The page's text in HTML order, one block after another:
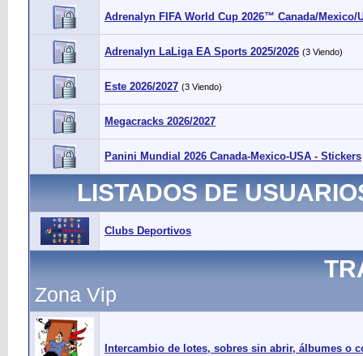
Adrenalyn FIFA World Cup 2026™ Canada/Mexico/
Adrenalyn LaLiga EA Sports 2025/2026 (3 Viendo)
Este 2026/2027 (3 Viendo)
Megacracks 2026/2027
Panini Mundial 2026 Canada-Mexico-USA - Stickers
LISTADOS DE
Clubs Deportivos
Zona Vip
Intercambio de lotes, sobres sin abrir, álbumes o